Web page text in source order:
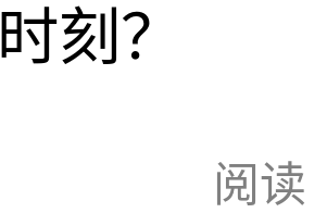
刻？
阅读